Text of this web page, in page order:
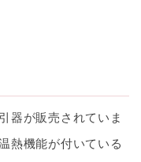
器が販売されていま
熱機能が付いている